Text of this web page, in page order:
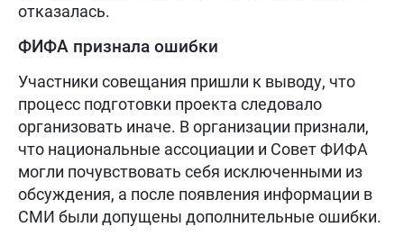
отказалась.
ФИФА признала ошибки
Участники совещания пришли к выводу, что
процесс подготовки проекта следовало
организовать иначе. В организации признали,
что национальные ассоциации и Совет ФИФА
могли почувствовать себя исключенными из
обсуждения, а после появления информации в
СМИ были допущены дополнительные ошибки.